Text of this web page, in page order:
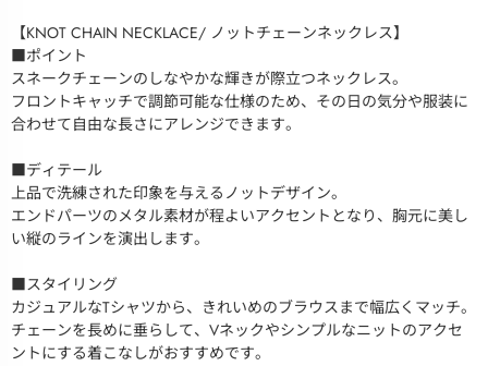
【KNOT CHAIN NECKLACE/ ノットチェーンネックレス】
■ポイント
スネークチェーンのしなやかな輝きが際立つネックレス。
フロントキャッチで調節可能な仕様のため、その日の気分や服装に
合わせて自由な長さにアレンジできます。
■ディテール
上品で洗練された印象を与えるノットデザイン。
エンドパーツのメタル素材が程よいアクセントとなり、胸元に美し
い縦のラインを演出します。
■スタイリング
カジュアルなTシャツから、きれいめのブラウスまで幅広くマッチ。
チェーンを長めに垂らして、Vネックやシンプルなニットのアクセ
ントにする着こなしがおすすめです。